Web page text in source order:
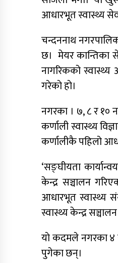
आधारभूत स्वास्थ्य
चन्दननाथ
छ। मेयर कान्तिका
नागरिकको स्वास्थ्य
गरेकाे हाे।
नगरका । ७, ८ र १०
कर्णाली स्वास्थ्य
कर्णालीकै पहिलो
‘सङ्घीयता
केन्द्र सञ्चालन
आधारभूत स्वास्थ्य
स्वास्थ्य केन्द्र
याे कदमले नगरका ४
पुगेका छन्।